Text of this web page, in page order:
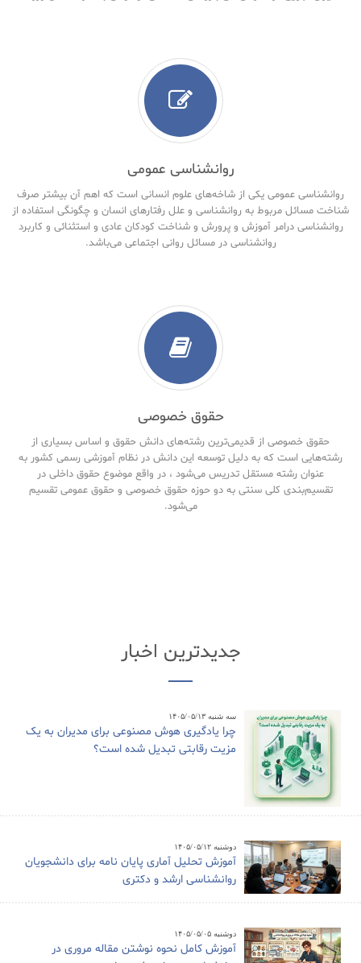
روانشناسی عمومی
روانشناسی عمومی یکی از شاخه‌های علوم انسانی است که اهم آن بیشتر صرف
شناخت مسائل مربوط به روانشناسی و علل رفتارهای انسان و چگونگی استفاده از
روانشناسی درامر آموزش و پرورش و شناخت کودکان عادی و استثنائی و کاربرد
روانشناسی در مسائل روانی اجتماعی می‌باشد.
حقوق خصوصی
حقوق خصوصی از قدیمی‌ترین رشته‌های دانش حقوق و اساس بسیاری از
رشته‌هایی است که به دلیل توسعه این دانش در نظام آموزشی رسمی کشور به
عنوان رشته مستقل تدریس می‌شود ، در واقع موضوع حقوق داخلی در
تقسیم‌بندی کلی سنتی به دو حوزه حقوق خصوصی و حقوق‌ عمومی تقسیم
می‌شود.
جدیدترین اخبار
سه شنبه ۱۴۰۵/۰۵/۱۳
چرا یادگیری هوش مصنوعی برای مدیران به یک
مزیت رقابتی تبدیل شده است؟
دوشنبه ۱۴۰۵/۰۵/۱۲
آموزش تحلیل آماری پایان نامه برای دانشجویان
روانشناسی ارشد و دکتری
دوشنبه ۱۴۰۵/۰۵/۰۵
آموزش کامل نحوه نوشتن مقاله مروری در